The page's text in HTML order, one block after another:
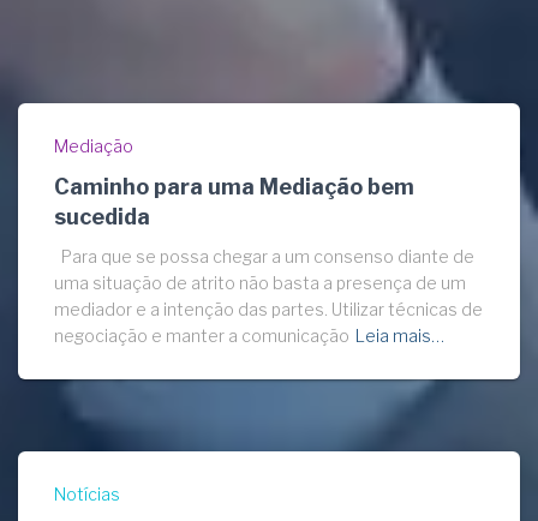
Mediação
Caminho para uma Mediação bem
sucedida
Para que se possa chegar a um consenso diante de
uma situação de atrito não basta a presença de um
mediador e a intenção das partes. Utilizar técnicas de
negociação e manter a comunicação Leia mais…
Notícias